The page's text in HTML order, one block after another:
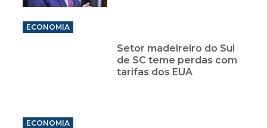
ECONOMIA
Setor madeireiro do Sul
de SC teme perdas com
tarifas dos EUA
ECONOMIA